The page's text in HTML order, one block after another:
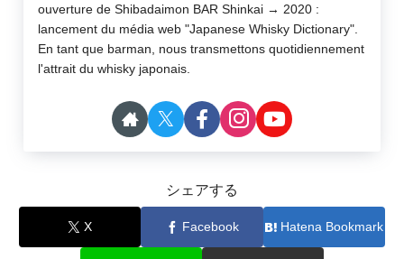
ouverture de Shibadaimon BAR Shinkai → 2020 :
lancement du média web "Japanese Whisky Dictionary".
En tant que barman, nous transmettons quotidiennement
l'attrait du whisky japonais.
シェアする
X Facebook Hatena Bookmark